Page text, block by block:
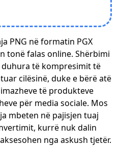
PNG në formatin PGX
tonë falas online. Shërbimi
të kompresimit të
cilësinë, duke e bërë atë
të produkteve
për media sociale. Mos
mbeten në pajisjen tuaj
kurrë nuk dalin
nga askush tjetër.